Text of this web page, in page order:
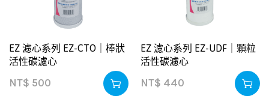
EZ 濾心系列 EZ-CTO｜棒狀
活性碳濾心
NT$ 500
EZ 濾心系列 EZ-UDF｜顆粒
活性碳濾心
NT$ 440